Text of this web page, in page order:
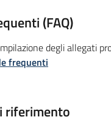
(FAQ)
degli allegati
frequenti
riferimento